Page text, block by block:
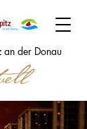
an der Donau